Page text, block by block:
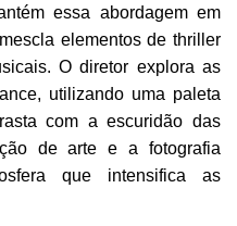
essa abordagem em
elementos de thriller
O diretor explora as
utilizando uma paleta
com a escuridão das
de arte e a fotografia
que intensifica as